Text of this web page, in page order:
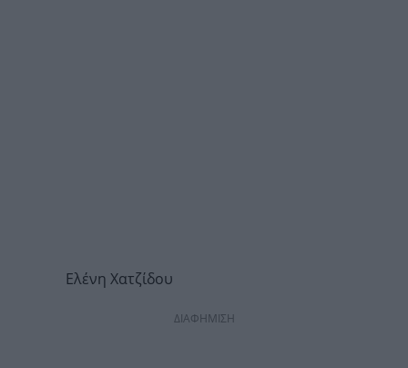
Ελένη Χατζίδου
ΔΙΑΦΗΜΙΣΗ